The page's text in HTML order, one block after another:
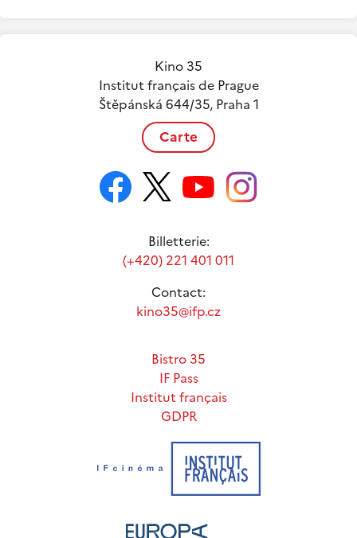
Kino 35
Institut français de Prague
Štěpánská 644/35, Praha 1
Carte
Billetterie:
(+420) 221 401 011
Contact:
kino35@ifp.cz
Bistro 35
IF Pass
Institut français
GDPR